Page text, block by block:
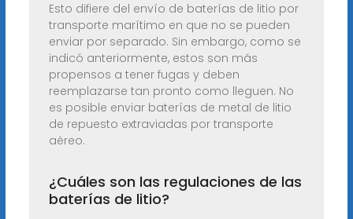
Esto difiere del envío de baterías de litio por
transporte marítimo en que no se pueden
enviar por separado. Sin embargo, como se
indicó anteriormente, estos son más
propensos a tener fugas y deben
reemplazarse tan pronto como lleguen. No
es posible enviar baterías de metal de litio
de repuesto extraviadas por transporte
aéreo.
¿Cuáles son las regulaciones de las
baterías de litio?